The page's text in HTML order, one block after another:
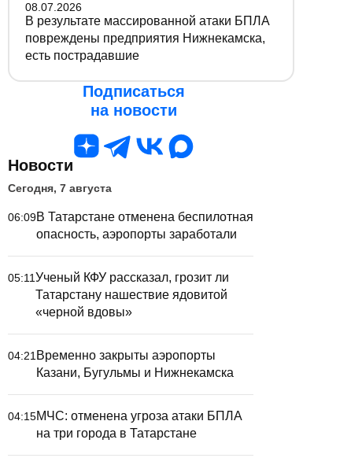
08.07.2026
В результате массированной атаки БПЛА
повреждены предприятия Нижнекамска,
есть пострадавшие
Подписаться
на новости
Новости
Сегодня, 7 августа
06:09В Татарстане отменена беспилотная
опасность, аэропорты заработали
05:11Ученый КФУ рассказал, грозит ли
Татарстану нашествие ядовитой
«черной вдовы»
04:21 Временно закрыты аэропорты
Казани, Бугульмы и Нижнекамска
04:15МЧС: отменена угроза атаки БПЛА
на три города в Татарстане